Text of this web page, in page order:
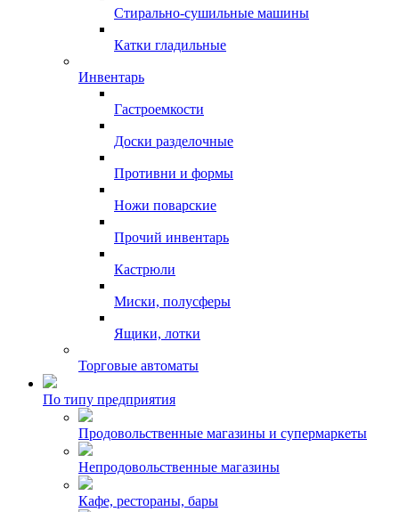
Стирально-сушильные машины
Катки гладильные
Инвентарь
Гастроемкости
Доски разделочные
Противни и формы
Ножи поварские
Прочий инвентарь
Кастрюли
Миски, полусферы
Ящики, лотки
Торговые автоматы
По типу предприятия
Продовольственные магазины и супермаркеты
Непродовольственные магазины
Кафе, рестораны, бары